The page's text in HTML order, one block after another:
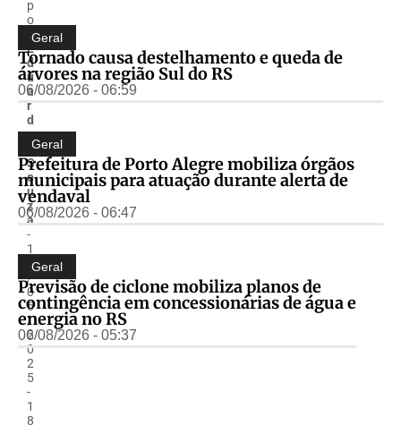
p
o
E
d
u
a
r
d
o
S
o
u
z
a
-
1
9
/
0
6
/
2
0
2
5
-
1
8
Geral
Tornado causa destelhamento e queda de
árvores na região Sul do RS
06/08/2026 - 06:59
Geral
Prefeitura de Porto Alegre mobiliza órgãos
municipais para atuação durante alerta de
vendaval
06/08/2026 - 06:47
Geral
Previsão de ciclone mobiliza planos de
contingência em concessionárias de água e
energia no RS
06/08/2026 - 05:37